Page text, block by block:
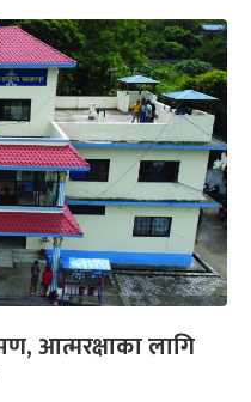
आत्मरक्षाका लागि